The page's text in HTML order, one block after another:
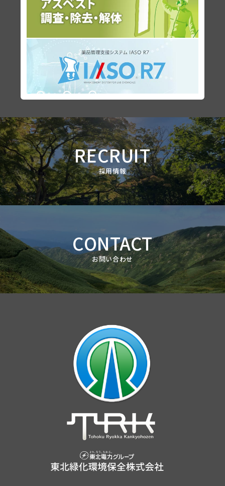
RECRUIT
採用情報
CONTACT
お問い合わせ